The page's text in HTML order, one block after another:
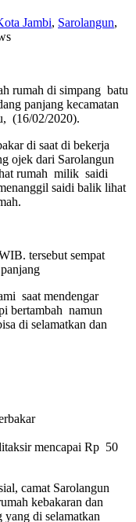
Jambi, Sarolangun,
rumah di simpang batu
panjang kecamatan
(16/02/2020).
di saat di bekerja
ojek dari Sarolangun
rumah milik saidi
saidi balik lihat
tersebut sempat
saat mendengar
bertambah namun
di selamatkan dan
mencapai Rp 50
camat Sarolangun
kebakaran dan
yang di selamatkan